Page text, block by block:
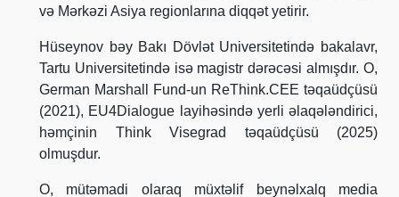
və Mərkəzi Asiya regionlarına diqqət yetirir.
Hüseynov bəy Bakı Dövlət Universitetində bakalavr,
Tartu Universitetində isə magistr dərəcəsi almışdır. O,
German Marshall Fund-un ReThink.CEE təqaüdçüsü
(2021), EU4Dialogue layihəsində yerli əlaqələndirici,
həmçinin Think Visegrad təqaüdçüsü (2025)
olmuşdur.
O, mütəmadi olaraq müxtəlif beynəlxalq media